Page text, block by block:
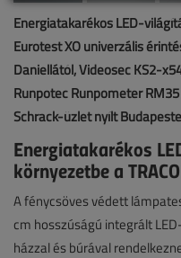
Energiatakarékos LED-
Eurotest XO univerzális
Daniellától, Videosec KS2-
Runpotec Runpometer
Schrack-üzlet nyílt
Energiatakarékos
környezetbe a
A fénycsöves védett
cm hosszúságú integrált
házzal és búrával